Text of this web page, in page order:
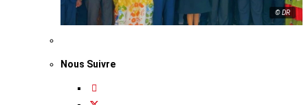
© DR
Nous Suivre